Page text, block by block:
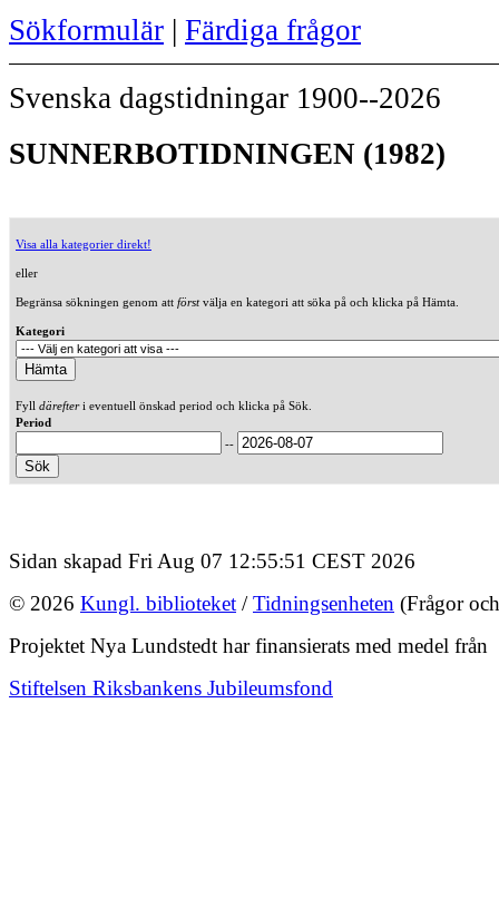
Sökformulär | Färdiga frågor
Svenska dagstidningar 1900--2026
SUNNERBOTIDNINGEN (1982)
Visa alla kategorier direkt!
eller
Begränsa sökningen genom att förstvälja en kategori att söka på och klicka på Hämta.
Kategori
Fyll därefteri eventuell önskad period och klicka på Sök.
Period
--
Sidan skapad Fri Aug 07 12:55:51 CEST 2026
© 2026 Kungl. biblioteket /Tidningsenheten (Frågor
Projektet Nya Lundstedt har finansierats med medel från
Stiftelsen Riksbankens Jubileumsfond